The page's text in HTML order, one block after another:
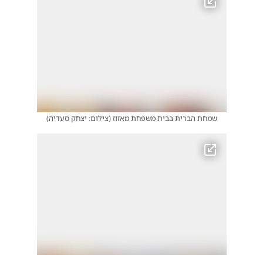
שמחת הברית בבית משפחת מאזוז(צילום: יצחק סעדיה)